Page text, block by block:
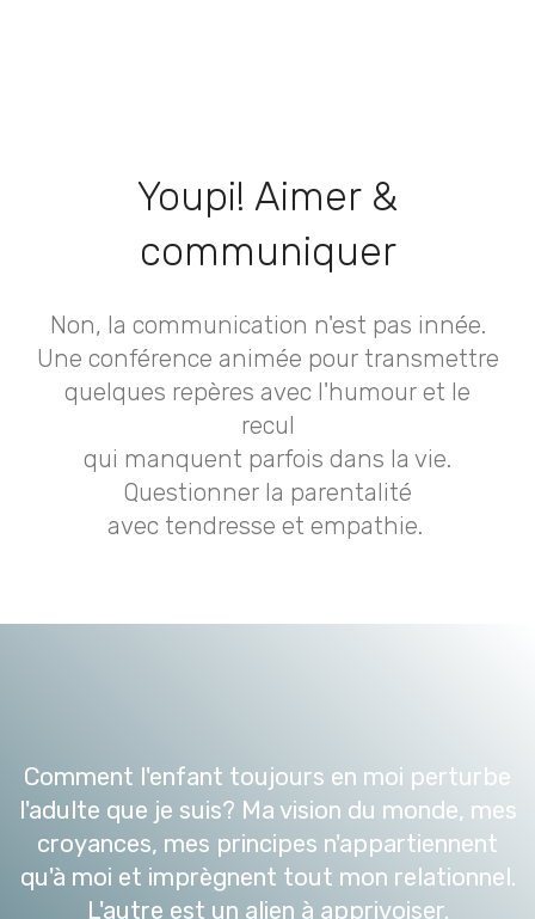
Youpi! Aimer &
communiquer
Non, la communication n'est pas innée.
Une conférence animée pour transmettre
quelques repères avec l'humour et le
recul
qui manquent parfois dans la vie.
Questionner la parentalité
avec tendresse et empathie.
Comment l'enfant toujours en moi perturbe
l'adulte que je suis? Ma vision du monde, mes
croyances, mes principes n'appartiennent
qu'à moi et imprègnent tout mon relationnel.
L'autre est un alien à apprivoiser.